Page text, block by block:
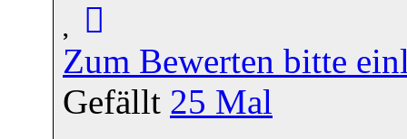
Zum Bewerten bitte
Gefällt 25 Mal